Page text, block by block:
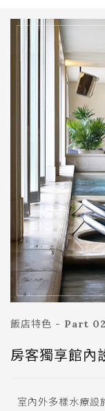
飯店特色 - Part 02
房客獨享館內
室內外多樣水療設